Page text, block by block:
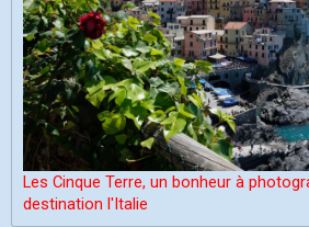
Les Cinque Terre, un bonheur à
destination l'Italie